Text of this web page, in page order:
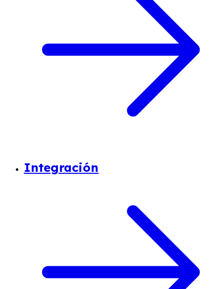
Integración